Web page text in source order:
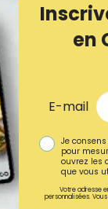
en
E-mail
Je
pour
ouvrez les
que vous
Votre adresse
personnalisées.